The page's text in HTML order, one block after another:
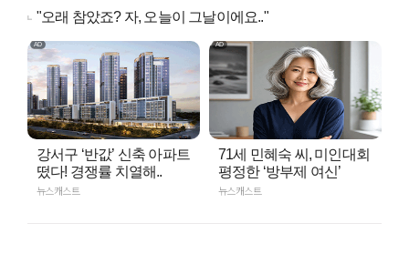
"오래 참았죠? 자, 오늘이 그날이에요.."
강서구 ‘반값’ 신축 아파트
떴다! 경쟁률 치열해..
뉴스캐스트
71세 민혜숙 씨, 미인대회
평정한 ‘방부제 여신’
뉴스캐스트